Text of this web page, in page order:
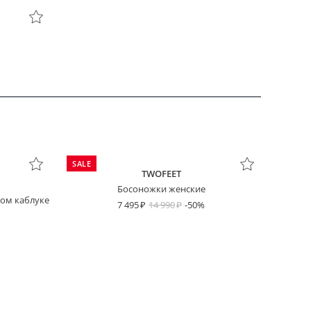
каблуке
SALE
TWOFEET
Босоножки женские
7 495
14 990 -50%